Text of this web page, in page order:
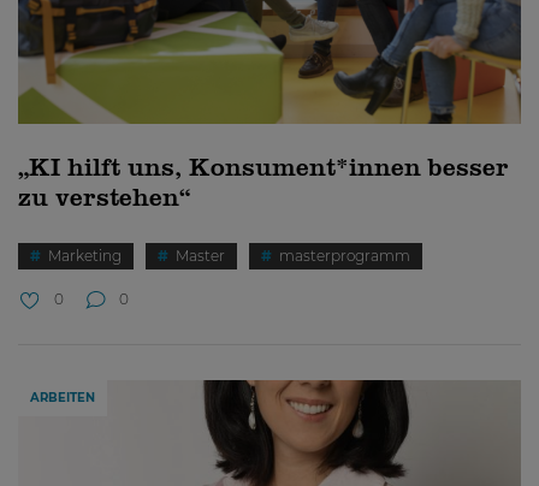
„KI hilft uns, Konsument*innen besser
zu verstehen“
Marketing Master masterprogramm
0 0
ARBEITEN